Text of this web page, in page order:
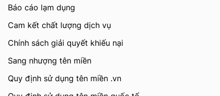
Báo cáo lạm dụng
Cam kết chất lượng dịch vụ
Chính sách giải quyết khiếu nại
Sang nhượng tên miền
Quy định sử dụng tên miền .vn